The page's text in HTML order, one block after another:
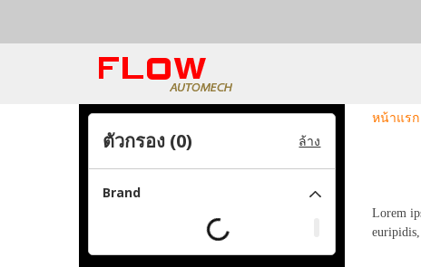
หน้าแรก
Lorem
ตัวกรอง (0) ล้าง
Brand